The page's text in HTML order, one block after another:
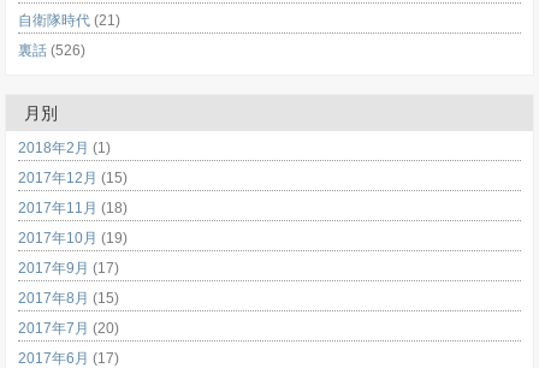
自衛隊時代 (21)
裏話 (526)
月別
2018年2月 (1)
2017年12月 (15)
2017年11月 (18)
2017年10月 (19)
2017年9月 (17)
2017年8月 (15)
2017年7月 (20)
2017年6月 (17)